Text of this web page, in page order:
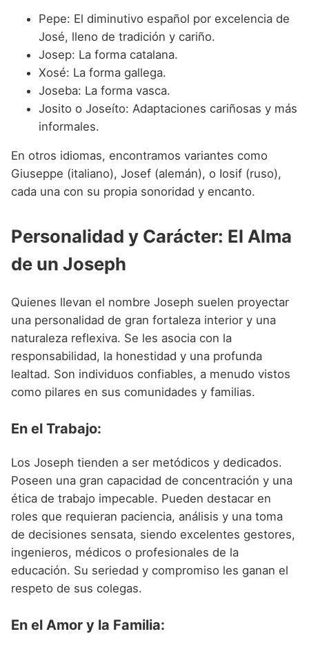
Pepe: El diminutivo español por excelencia de
José, lleno de tradición y cariño.
Josep: La forma catalana.
Xosé: La forma gallega.
Joseba: La forma vasca.
Josito o Joseíto: Adaptaciones cariñosas y más
informales.
En otros idiomas, encontramos variantes como
Giuseppe (italiano), Josef (alemán), o Iosif (ruso),
cada una con su propia sonoridad y encanto.
Personalidad y Carácter: El Alma
de un Joseph
Quienes llevan el nombre Joseph suelen proyectar
una personalidad de gran fortaleza interior y una
naturaleza reflexiva. Se les asocia con la
responsabilidad, la honestidad y una profunda
lealtad. Son individuos confiables, a menudo vistos
como pilares en sus comunidades y familias.
En el Trabajo:
Los Joseph tienden a ser metódicos y dedicados.
Poseen una gran capacidad de concentración y una
ética de trabajo impecable. Pueden destacar en
roles que requieran paciencia, análisis y una toma
de decisiones sensata, siendo excelentes gestores,
ingenieros, médicos o profesionales de la
educación. Su seriedad y compromiso les ganan el
respeto de sus colegas.
En el Amor y la Familia: